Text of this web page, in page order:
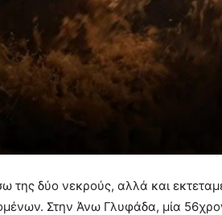
δύο νεκρούς, αλλά και
Στην Άνω Γλυφάδα, μία